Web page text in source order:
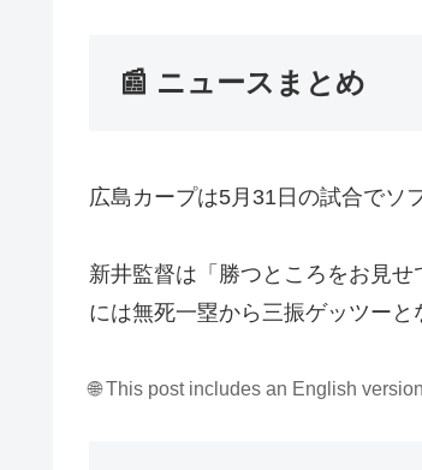
📰 ニュースまとめ
広島カープは5月31日の試合でソ
新井監督は「勝つところをお見
には無死一塁から三振ゲッツー
🌐 This post includes an English version.